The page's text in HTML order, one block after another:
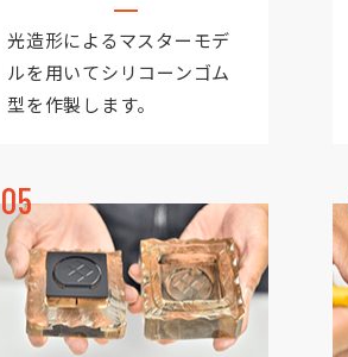
光造形によるマスターモデ
ルを用いてシリコーンゴム
型を作製します。
05